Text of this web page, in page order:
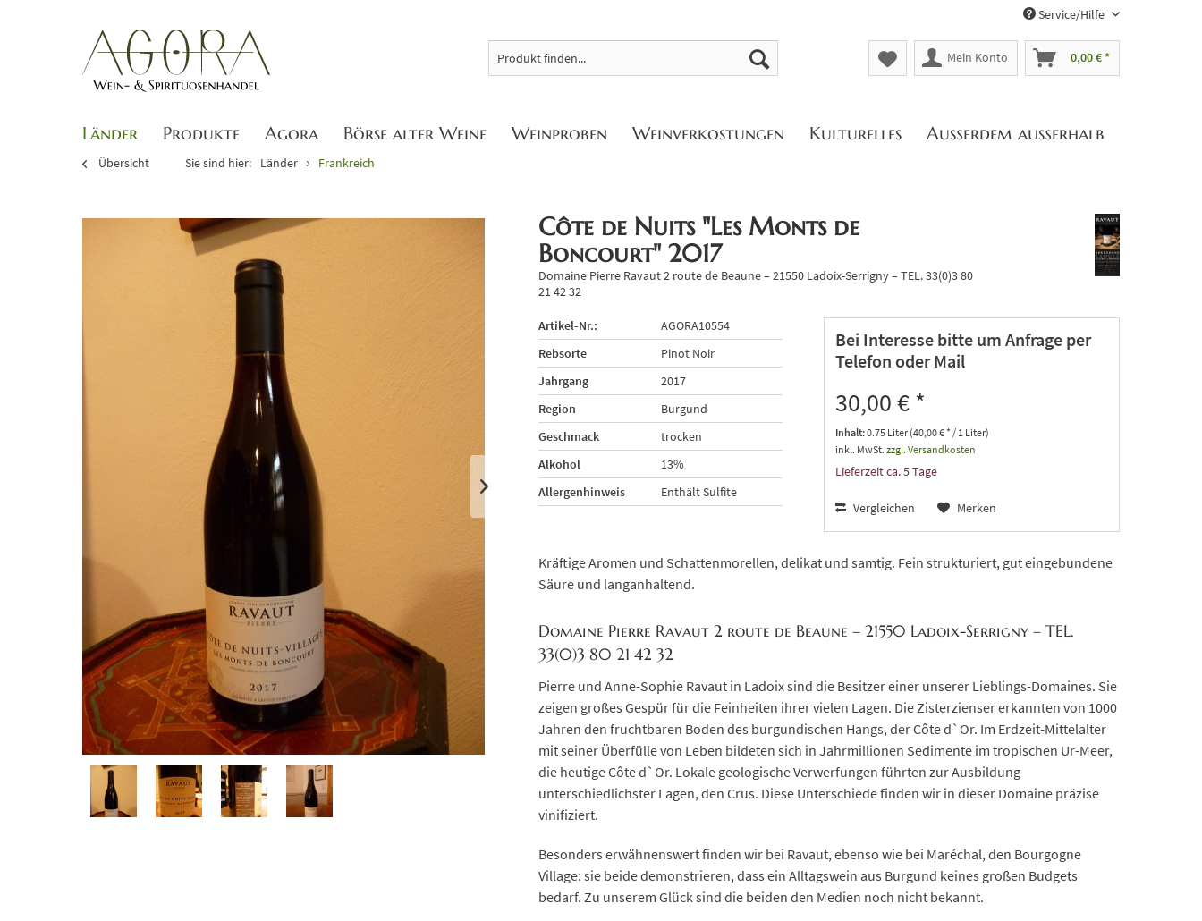
Service/Hilfe
Mein Konto 0,00 € *
Länder Produkte Agora Börse alter Weine Weinproben Weinverkostungen Kulturelles Außerdem außerhalb
Übersicht Sie sind hier: Länder Frankreich
Côte de Nuits "Les Monts de
Boncourt" 2017
Domaine Pierre Ravaut 2 route de Beaune – 21550 Ladoix-Serrigny – TEL. 33(0)3 80
21 42 32
Artikel-Nr.:
AGORA10554
Rebsorte
Pinot Noir
Jahrgang
2017
Region
Burgund
Geschmack
trocken
Alkohol
13%
Allergenhinweis
Enthält Sulfite
Bei Interesse bitte um Anfrage per
Telefon oder Mail
30,00 € *
Inhalt:0.75 Liter (40,00 € * / 1 Liter)
inkl. MwSt. zzgl. Versandkosten
Lieferzeit ca. 5 Tage
Vergleichen Merken
Kräftige Aromen und Schattenmorellen, delikat und samtig. Fein strukturiert, gut eingebundene
Säure und langanhaltend.
Domaine Pierre Ravaut 2 route de Beaune – 21550 Ladoix-Serrigny – TEL.
33(0)3 80 21 42 32
Pierre und Anne-Sophie Ravaut in Ladoix sind die Besitzer einer unserer Lieblings-Domaines. Sie
zeigen großes Gespür für die Feinheiten ihrer vielen Lagen. Die Zisterzienser erkannten von 1000
Jahren den fruchtbaren Boden des burgundischen Hangs, der Côte d`Or. Im Erdzeit-Mittelalter
mit seiner Überfülle von Leben bildeten sich in Jahrmillionen Sedimente im tropischen Ur-Meer,
die heutige Côte d`Or. Lokale geologische Verwerfungen führten zur Ausbildung
unterschiedlichster Lagen, den Crus. Diese Unterschiede finden wir in dieser Domaine präzise
vinifiziert.
Besonders erwähnenswert finden wir bei Ravaut, ebenso wie bei Maréchal, den Bourgogne
Village: sie beide demonstrieren, dass ein Alltagswein aus Burgund keines großen Budgets
bedarf. Zu unserem Glück sind die beiden den Medien noch nicht bekannt.